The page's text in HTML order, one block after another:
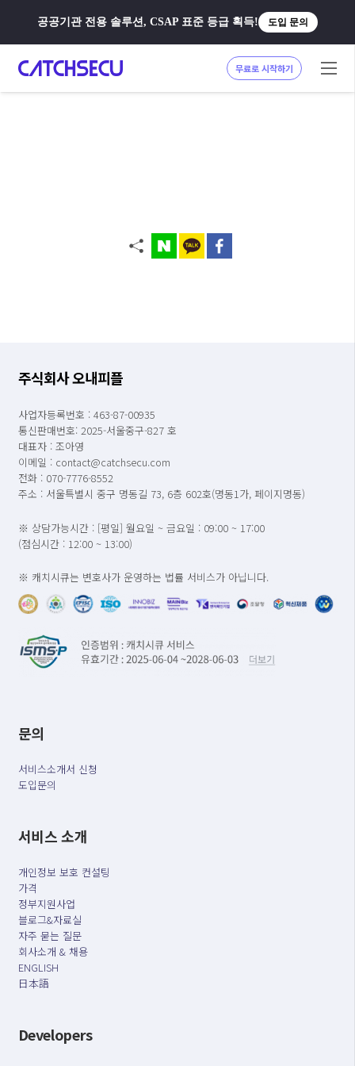
공공기관 전용 솔루션, CSAP 표준 등급 획득! 도입 문의
무료로 시작하기
주식회사 오내피플
사업자등록번호 : 463-87-00935
통신판매번호: 2025-서울중구-827 호
대표자 : 조아영
이메일 : contact@catchsecu.com
전화 : 070-7776-8552
주소 : 서울특별시 중구 명동길 73, 6층 602호(명동1가, 페이지명동)
※ 상담가능시간 : [평일] 월요일 ~ 금요일 : 09:00 ~ 17:00
(점심시간 : 12:00 ~ 13:00)
※ 캐치시큐는 변호사가 운영하는 법률 서비스가 아닙니다.
문의
서비스소개서 신청
도입문의
서비스 소개
개인정보 보호 컨설팅
가격
정부지원사업
블로그&자료실
자주 묻는 질문
회사소개 & 채용
ENGLISH
日本語
Developers